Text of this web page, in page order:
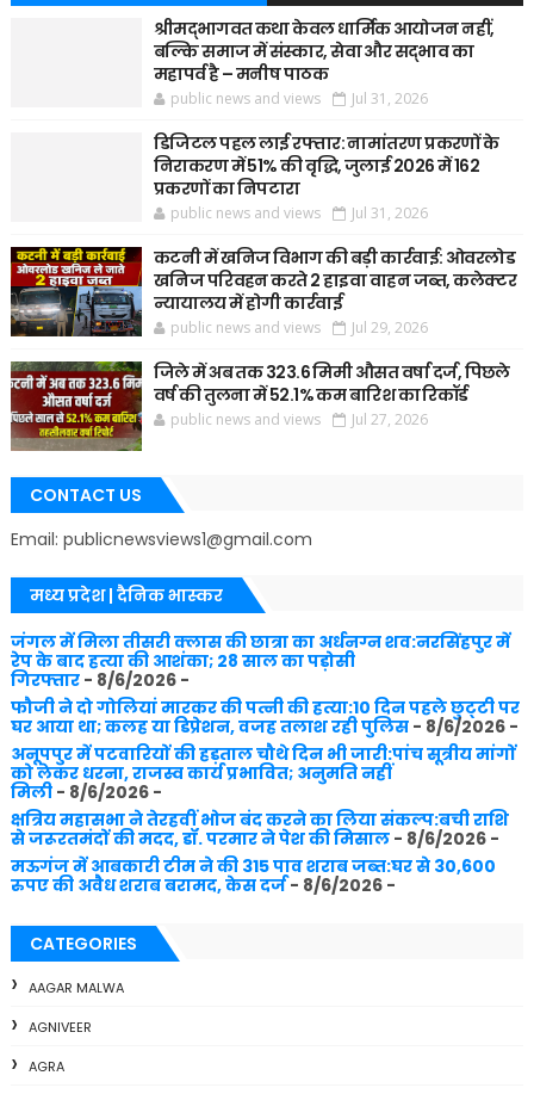
श्रीमद्भागवत कथा केवल धार्मिक आयोजन नहीं,
बल्कि समाज में संस्कार, सेवा और सद्भाव का
महापर्व है – मनीष पाठक
public news and views Jul 31, 2026
डिजिटल पहल लाई रफ्तार: नामांतरण प्रकरणों के
निराकरण में 51% की वृद्धि, जुलाई 2026 में 162
प्रकरणों का निपटारा
public news and views Jul 31, 2026
कटनी में खनिज विभाग की बड़ी कार्रवाई: ओवरलोड
खनिज परिवहन करते 2 हाइवा वाहन जब्त, कलेक्टर
न्यायालय में होगी कार्रवाई
public news and views Jul 29, 2026
जिले में अब तक 323.6 मिमी औसत वर्षा दर्ज, पिछले
वर्ष की तुलना में 52.1% कम बारिश का रिकॉर्ड
public news and views Jul 27, 2026
CONTACT US
Email: publicnewsviews1@gmail.com
मध्य प्रदेश | दैनिक भास्कर
जंगल में मिला तीसरी क्लास की छात्रा का अर्धनग्न शव:नरसिंहपुर में
रेप के बाद हत्या की आशंका; 28 साल का पड़ोसी
गिरफ्तार- 8/6/2026-
फौजी ने दो गोलियां मारकर की पत्नी की हत्या:10 दिन पहले छुट्‌टी पर
घर आया था; कलह या डिप्रेशन, वजह तलाश रही पुलिस- 8/6/2026-
अनूपपुर में पटवारियों की हड़ताल चौथे दिन भी जारी:पांच सूत्रीय मांगों
को लेकर धरना, राजस्व कार्य प्रभावित; अनुमति नहीं
मिली- 8/6/2026-
क्षत्रिय महासभा ने तेरहवीं भोज बंद करने का लिया संकल्प:बची राशि
से जरूरतमंदों की मदद, डॉ. परमार ने पेश की मिसाल- 8/6/2026-
मऊगंज में आबकारी टीम ने की 315 पाव शराब जब्त:घर से 30,600
रुपए की अवैध शराब बरामद, केस दर्ज- 8/6/2026-
CATEGORIES
AAGAR MALWA
AGNIVEER
AGRA